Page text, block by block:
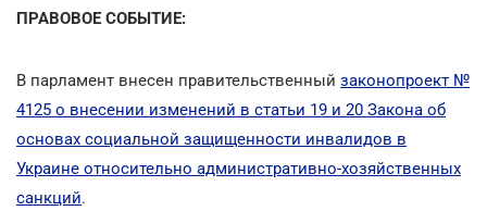
ПРАВОВОЕ СОБЫТИЕ:
В парламент внесен правительственный законопроект №
4125 о внесении изменений в статьи 19 и 20 Закона об
основах социальной защищенности инвалидов в
Украине относительно административно-хозяйственных
санкций.